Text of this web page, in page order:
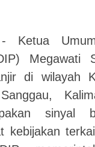
Ketua
Megawati
di wilayah
sinyal
kebijakan